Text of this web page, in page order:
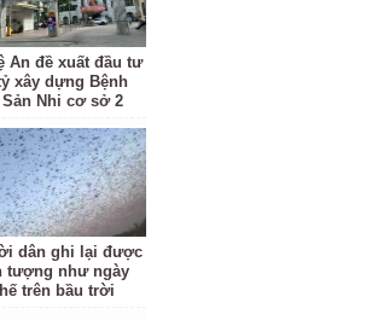
An đề xuất đầu tư
xây dựng Bệnh
Nhi cơ sở 2
dân ghi lại được
tượng như ngày
trên bầu trời